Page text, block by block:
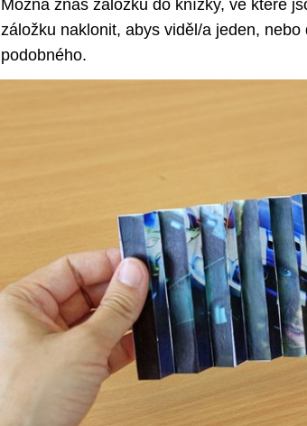
Možná znáš záložku do knížky, ve které
záložku naklonit, abys viděl/a jeden,
podobného.